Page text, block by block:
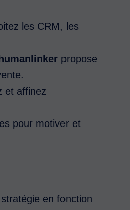
les CRM, les
humanlinker propose
et affinez
pour motiver et
en fonction